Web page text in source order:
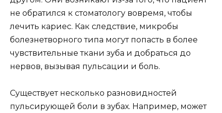
не обратился к стоматологу вовремя, чтобы
лечить кариес. Как следствие, микробы
болезнетворного типа могут попасть в более
чувствительные ткани зуба и добраться до
нервов, вызывая пульсации и боль.
Существует несколько разновидностей
пульсирующей боли в зубах. Например, может